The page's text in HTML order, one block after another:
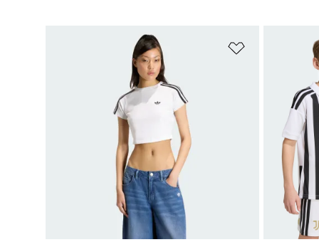
Favori